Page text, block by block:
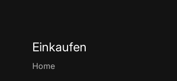
Einkaufen
Home